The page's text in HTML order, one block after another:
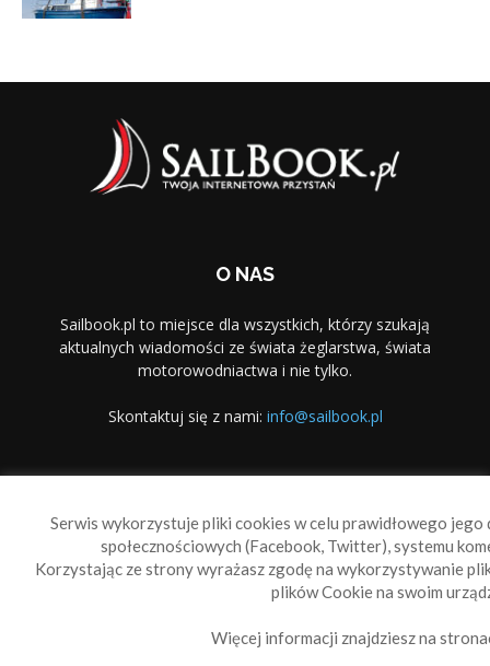
O NAS
Sailbook.pl to miejsce dla wszystkich, którzy szukają
aktualnych wiadomości ze świata żeglarstwa, świata
motorowodniactwa i nie tylko.
Skontaktuj się z nami: info@sailbook.pl
Reklama
Polityka prywatności
Serwis wykorzystuje pliki cookies w celu prawidłowego
społecznościowych (Facebook, Twitter), systemu
Korzystając ze strony wyrażasz zgodę na wykorzystywanie
plików Cookie na swoim
Więcej informacji znajdziesz na